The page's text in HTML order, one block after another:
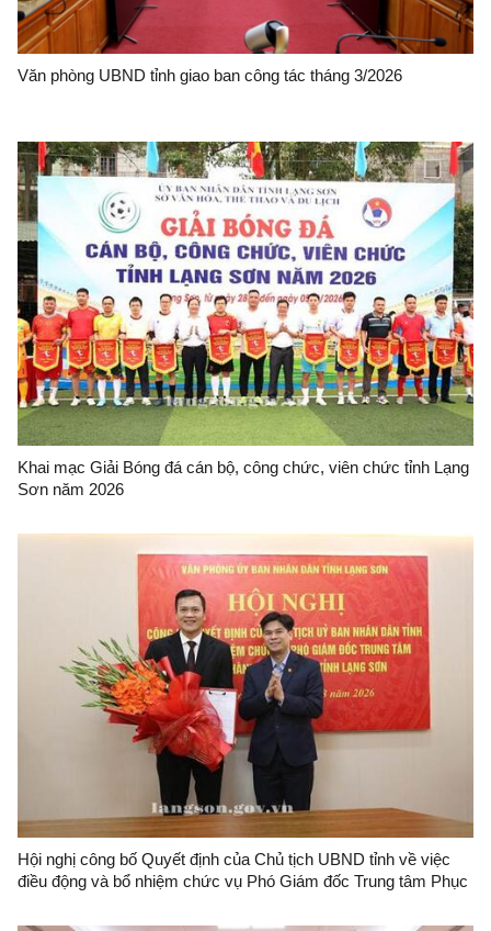
Văn phòng UBND tỉnh giao ban công tác tháng 3/2026
Khai mạc Giải Bóng đá cán bộ, công chức, viên chức tỉnh Lạng
Sơn năm 2026
Hội nghị công bố Quyết định của Chủ tịch UBND tỉnh về việc
điều động và bổ nhiệm chức vụ Phó Giám đốc Trung tâm Phục